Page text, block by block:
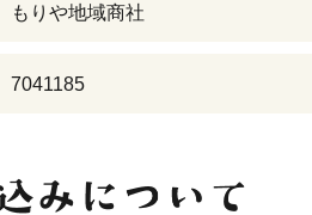
もりや地域商社
7041185